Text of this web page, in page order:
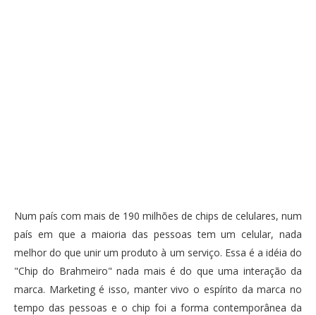
Num país com mais de 190 milhões de chips de celulares, num
país em que a maioria das pessoas tem um celular, nada
melhor do que unir um produto à um serviço. Essa é a idéia do
"Chip do Brahmeiro" nada mais é do que uma interação da
marca. Marketing é isso, manter vivo o espírito da marca no
tempo das pessoas e o chip foi a forma contemporânea da